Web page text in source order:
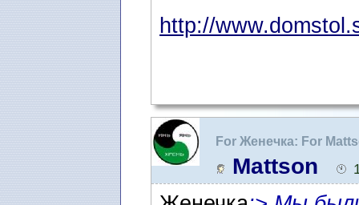
http://
For Женечка: For
адвокат в Швеции
Mattson